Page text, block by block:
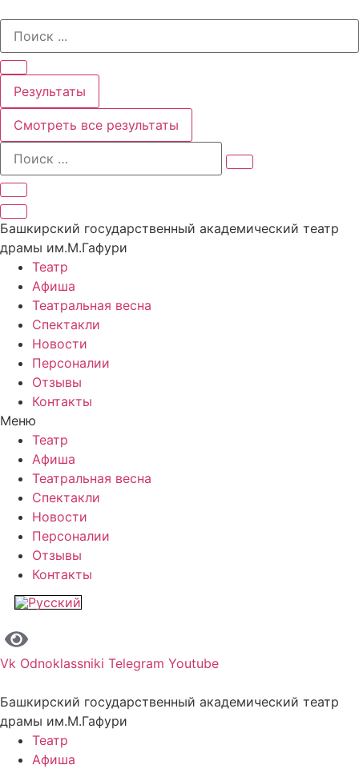
содержимому
Search
Результаты
Смотреть все результаты
Башкирский государственный академический театр
драмы им.М.Гафури
Театр
Афиша
Театральная весна
Спектакли
Новости
Персоналии
Отзывы
Контакты
Меню
Театр
Афиша
Театральная весна
Спектакли
Новости
Персоналии
Отзывы
Контакты
Vk Odnoklassniki Telegram Youtube
Башкирский государственный академический театр
драмы им.М.Гафури
Театр
Афиша